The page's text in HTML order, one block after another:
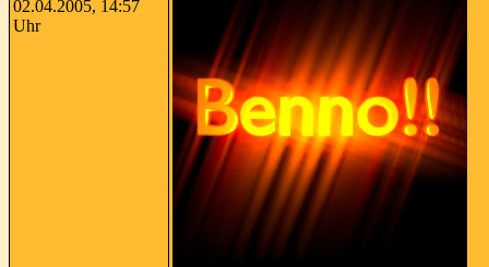
02.04.2005, 14:57
Uhr